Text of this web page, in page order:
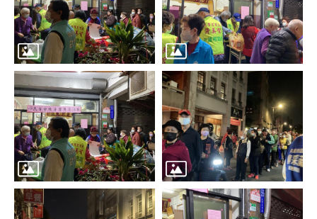
局
文
化
資
產
臺
北
市
區
里
界
說
臺